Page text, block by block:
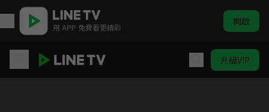
用 APP 免費看更精彩 開啟
升級VIP